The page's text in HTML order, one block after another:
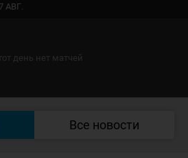
7 АВГ.
день нет матчей
Все новости